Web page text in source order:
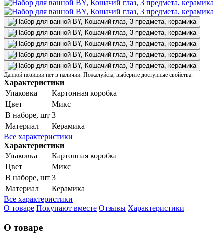
Данной позиции нет в наличии. Пожалуйста, выберите доступные свойства.
Характеристики
Упаковка
Картонная коробка
Цвет
Микс
В наборе, шт 3
Материал
Керамика
Все характеристики
Характеристики
Упаковка
Картонная коробка
Цвет
Микс
В наборе, шт 3
Материал
Керамика
Все характеристики
О товаре Покупают вместе Отзывы Характеристики
О товаре